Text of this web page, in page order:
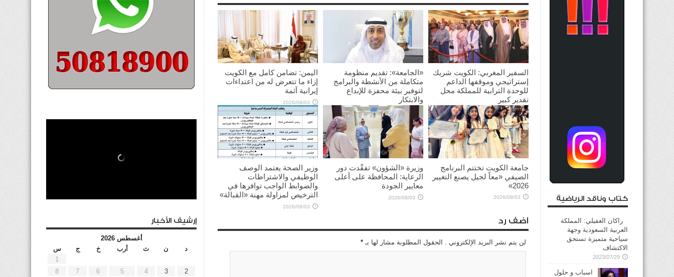
السفير المغربي: الكويت شريك
إستراتيجي وموقفها الداعم
للوحدة الترابية للمملكة محل
تقدير كبير
2026/08/03
«الجامعة»: تقديم منظومة
متكاملة من الأنشطة والبرامج
لتوفير بيئة محفزة للإبداع
والابتكار
2026/08/03
اليمن: تضامن كامل مع الكويت
إزاء ما تتعرض له من اعتداءات
إيرانية آثمة
2026/08/03
جامعة الكويت تختتم البرنامج
الصيفي «معاً لجيل يصنع التغيير
2026»
2026/08/03
وزيرة «الشؤون» تفقّدت دور
الرعاية: المحافظة على أعلى
معايير الجودة
2026/08/03
وزير الصحة يعتمد الوصف
الوظيفي والاشتراطات
والضوابط الواجب توافرها في
الترخيص لمزاولة مهنة «القبالة»
2026/08/03
اضف رد
لن يتم نشر البريد الإلكتروني . الحقول المطلوبة مشار لها بـ *
كتاب وناقد الرياضية
راكان الغفيلي: المملكة
العربية السعودية وجهة
سياحية متميزة تستحق
الاكتشاف
2023/07/29
اسباب و حلول
إرشيف الأخبار
أغسطس 2026
د
ن ث أرب خ ج
س
1
2
3
4
5
6
7
8